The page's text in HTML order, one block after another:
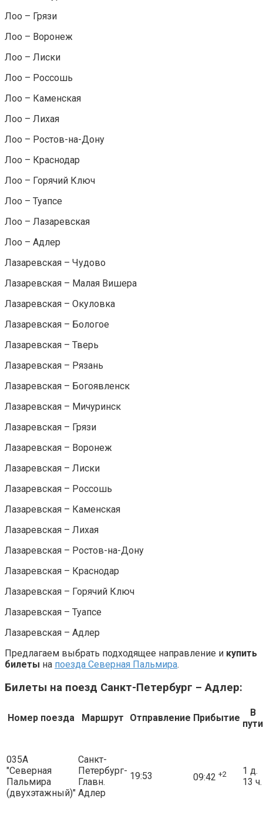
Лоо – Грязи
Лоо – Воронеж
Лоо – Лиски
Лоо – Россошь
Лоо – Каменская
Лоо – Лихая
Лоо – Ростов-на-Дону
Лоо – Краснодар
Лоо – Горячий Ключ
Лоо – Туапсе
Лоо – Лазаревская
Лоо – Адлер
Лазаревская – Чудово
Лазаревская – Малая Вишера
Лазаревская – Окуловка
Лазаревская – Бологое
Лазаревская – Тверь
Лазаревская – Рязань
Лазаревская – Богоявленск
Лазаревская – Мичуринск
Лазаревская – Грязи
Лазаревская – Воронеж
Лазаревская – Лиски
Лазаревская – Россошь
Лазаревская – Каменская
Лазаревская – Лихая
Лазаревская – Ростов-на-Дону
Лазаревская – Краснодар
Лазаревская – Горячий Ключ
Лазаревская – Туапсе
Лазаревская – Адлер
Предлагаем выбрать подходящее направление и купить
билеты на поезда Северная Пальмира.
Билеты на поезд Санкт-Петербург – Адлер:
Номер поезда Маршрут Отправление Прибытие
В
пути
035А
"Северная
Пальмира
(двухэтажный)"
Санкт-
Петербург-
Главн.
Адлер
19:53 09:42 +2
1 д.
13 ч.